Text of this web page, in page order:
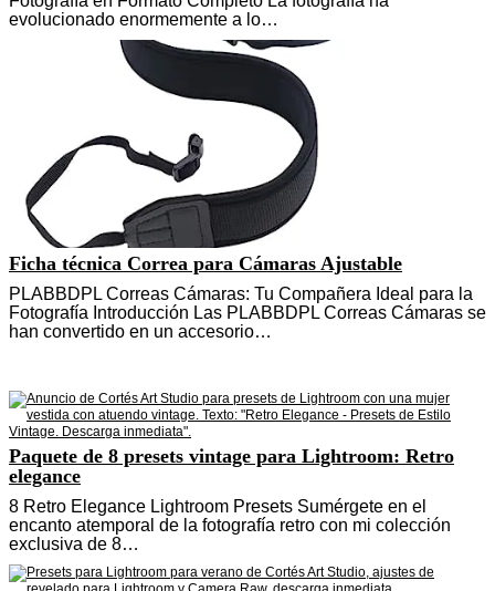
evolucionado enormemente a lo…
Ficha técnica Correa para Cámaras Ajustable
PLABBDPL Correas Cámaras: Tu Compañera Ideal para la
Fotografía Introducción Las PLABBDPL Correas Cámaras se
han convertido en un accesorio…
Paquete de 8 presets vintage para Lightroom: Retro
elegance
8 Retro Elegance Lightroom Presets Sumérgete en el
encanto atemporal de la fotografía retro con mi colección
exclusiva de 8…